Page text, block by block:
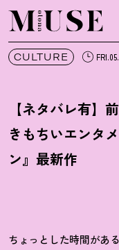
オトナミュ
CULTURE
【ネタバレ有】
きもちいエンタ
ン』最新作
ちょっとした時間があ